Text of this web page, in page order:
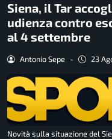
Siena, il Tar
udienza contro
al 4 settembre
Antonio Sepe - 23
Novità sulla situazione del